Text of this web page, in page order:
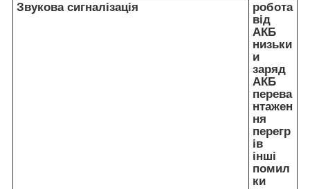
Звукова сигналізація
робота
від
АКБ
низьки
и
заряд
АКБ
перева
нтажен
ня
перегр
ів
інші
помил
ки